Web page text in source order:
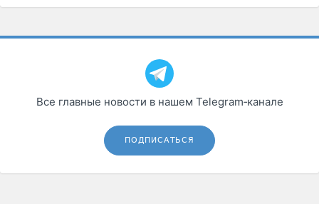
Все главные новости в нашем Telegram‑канале
ПОДПИСАТЬСЯ